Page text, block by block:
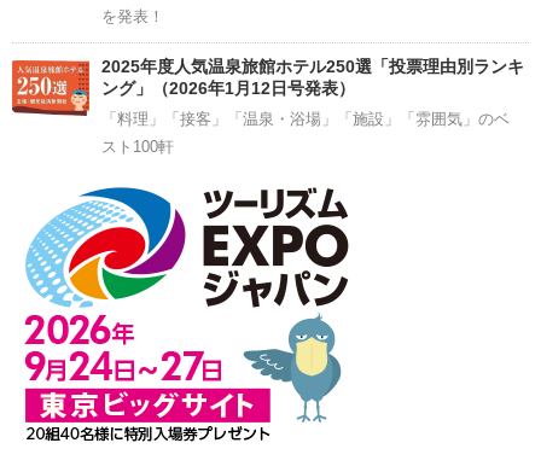
を発表！
2025年度人気温泉旅館ホテル250選「投票理由別ランキ
ング」（2026年1月12日号発表）
「料理」「接客」「温泉・浴場」「施設」「雰囲気」のベ
スト100軒